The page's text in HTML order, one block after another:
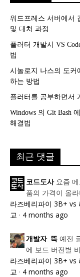
워드프레스 서버에서
및 대처 과정
플러터 개발시 VS
법
시놀로지 나스의 도커
하는 방법
플러터를 공부하면서
Windows 의 Git Bash
해결법
최근 댓글
코드도사 요즘
품의 가격이 올
라즈베리파이 3B+ vs
교 · 4 months ago
개발자_뜩 예전
에 보드 버전별
라즈베리파이 3B+ vs
교 · 4 months ago